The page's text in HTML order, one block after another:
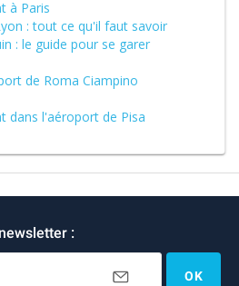
à Paris
: tout ce qu'il faut savoir
: le guide pour se garer
de Roma Ciampino
dans l'aéroport de Pisa
:
OK